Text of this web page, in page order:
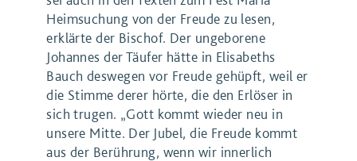
Heimsuchung von der Freude zu lesen,
erklärte der Bischof. Der ungeborene
Johannes der Täufer hätte in Elisabeths
Bauch deswegen vor Freude gehüpft, weil er
die Stimme derer hörte, die den Erlöser in
sich trugen. „Gott kommt wieder neu in
unsere Mitte. Der Jubel, die Freude kommt
aus der Berührung, wenn wir innerlich